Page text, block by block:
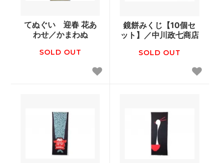
てぬぐい 迎春 花あ
わせ／かまわぬ
SOLD OUT
鏡餅みくじ【10個セ
ット】／中川政七商店
SOLD OUT